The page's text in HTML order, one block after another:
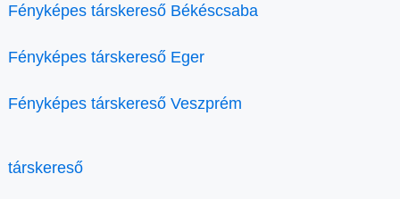
Fényképes társkereső Békéscsaba
Fényképes társkereső Eger
Fényképes társkereső Veszprém
társkereső